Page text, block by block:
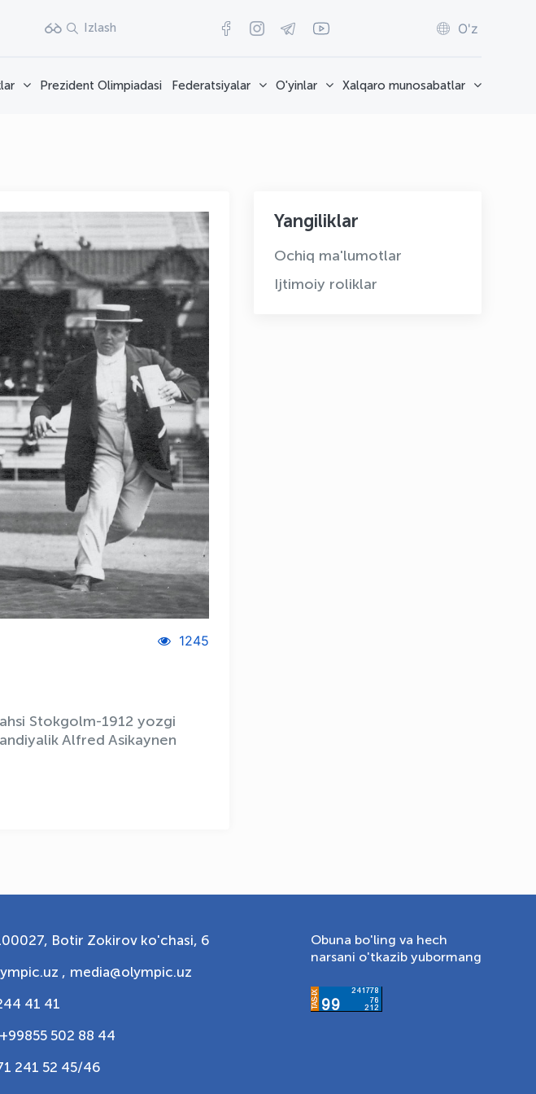
Izlash O'z
Prezident Olimpiadasi Federatsiyalar O'yinlar Xalqaro munosabatlar
1245
Stokgolm-1912 yozgi
Alfred Asikaynen
Yangiliklar
Ochiq ma'lumotlar
Ijtimoiy roliklar
Botir Zokirov ko'chasi, 6
, media@olympic.uz
41 41
502 88 44
241 52 45/46
Obuna bo'ling va hech
narsani o'tkazib yubormang